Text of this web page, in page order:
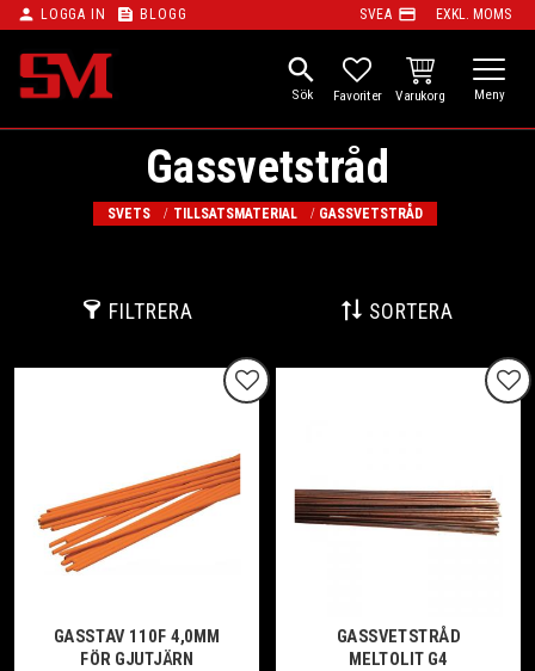
Meny
person LOGGA IN feed BLOGG SVEA payment EXKL. MOMS
search
FAVORITER
KUNDVAGN
Gassvetstråd
SVETS TILLSATSMATERIAL GASSVETSTRÅD
FILTRERA SORTERA
GASSTAV 110F 4,0MM
FÖR GJUTJÄRN
Lägg till i favoriter
GASSVETSTRÅD
MELTOLIT G4